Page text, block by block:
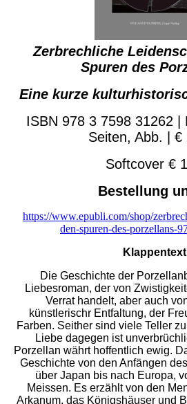
Zerbrechliche
Spuren des
Eine kurze
ISBN 978 3 7598 31262 |
Seiten, Abb. | €
Softcover €
Bestellung
https://www.epubli.com/shop/
den-spuren-des-porzellans-
Klappentext
Die Geschichte der
Liebesroman, der von
Verrat handelt, aber auch
künstlerischr Entfaltung, der
Farben. Seither sind viele Teller
Liebe dagegen ist
Porzellan währt hoffentlich ewig.
Geschichte von den Anfängen
über Japan bis nach Europa,
Meissen. Es erzählt von den
Arkanum, das Königshäuser und